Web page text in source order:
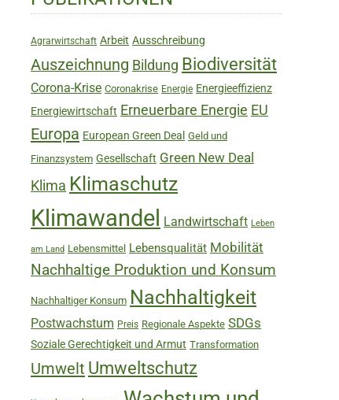
Sidebar
Agrarwirtschaft Arbeit Ausschreibung
Auszeichnung Bildung Biodiversität
Corona-Krise Coronakrise Energie Energieeffizienz
Energiewirtschaft Erneuerbare Energie EU
Europa European Green Deal Geld und
Finanzsystem Gesellschaft Green New Deal
Klima Klimaschutz
Klimawandel Landwirtschaft Leben
am Land Lebensmittel Lebensqualität Mobilität
Nachhaltige Produktion und Konsum
Nachhaltiger Konsum Nachhaltigkeit
Postwachstum Preis Regionale Aspekte SDGs
Soziale Gerechtigkeit und Armut Transformation
Umwelt Umweltschutz